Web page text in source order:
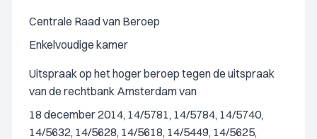
Centrale Raad van Beroep
Enkelvoudige kamer
Uitspraak op het hoger beroep tegen de uitspraak
van de rechtbank Amsterdam van
18 december 2014, 14/5781, 14/5784, 14/5740,
14/5632, 14/5628, 14/5618, 14/5449, 14/5625,